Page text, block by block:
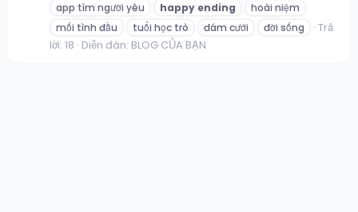
app tìm người yêu happy ending
hoài niệm
mối tình đầu
tuổi học trò đám cưới đời sống
Trả
lời: 18 Diễn đàn: BLOG CỦA BẠN